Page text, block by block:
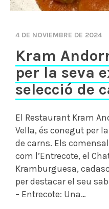
4 DE NOVIEMBRE DE 2024
Kram
per la seva
selecció de
El Restaurant Kram
Vella, és conegut per
de carns. Els
com l’Entrecote, el
Kramburguesa,
per destacar el seu
– Entrecote: Una…